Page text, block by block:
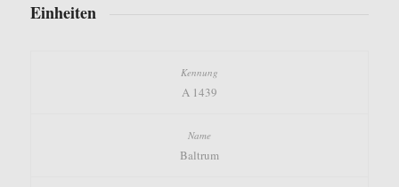
Einheiten
A 1439
Baltrum